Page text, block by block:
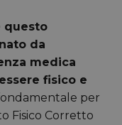
questo
da
medica
fisico e
per
Fisico Corretto